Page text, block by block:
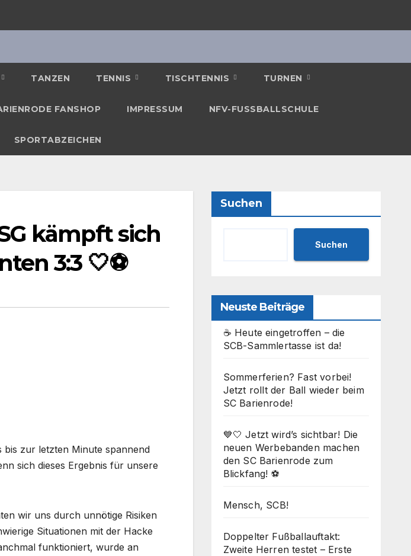
TANZEN TENNIS TISCHTENNIS TURNEN
FANSHOP IMPRESSUM NFV-FUSSBALLSCHULE
SPORTABZEICHEN
kämpft sich
3:3 🤍⚽
bis zur letzten Minute spannend
sich dieses Ergebnis für unsere
wir uns durch unnötige Risiken
Situationen mit der Hacke
funktioniert, wurde an
Suchen
Suchen
Neuste Beiträge
☕ Heute eingetroffen – die
SCB-Sammlertasse ist da!
Sommerferien? Fast vorbei!
Jetzt rollt der Ball wieder beim
SC Barienrode!
💙🤍 Jetzt wird’s sichtbar! Die
neuen Werbebanden machen
den SC Barienrode zum
Blickfang! ⚽
Mensch, SCB!
Doppelter Fußballauftakt:
Zweite Herren testet – Erste